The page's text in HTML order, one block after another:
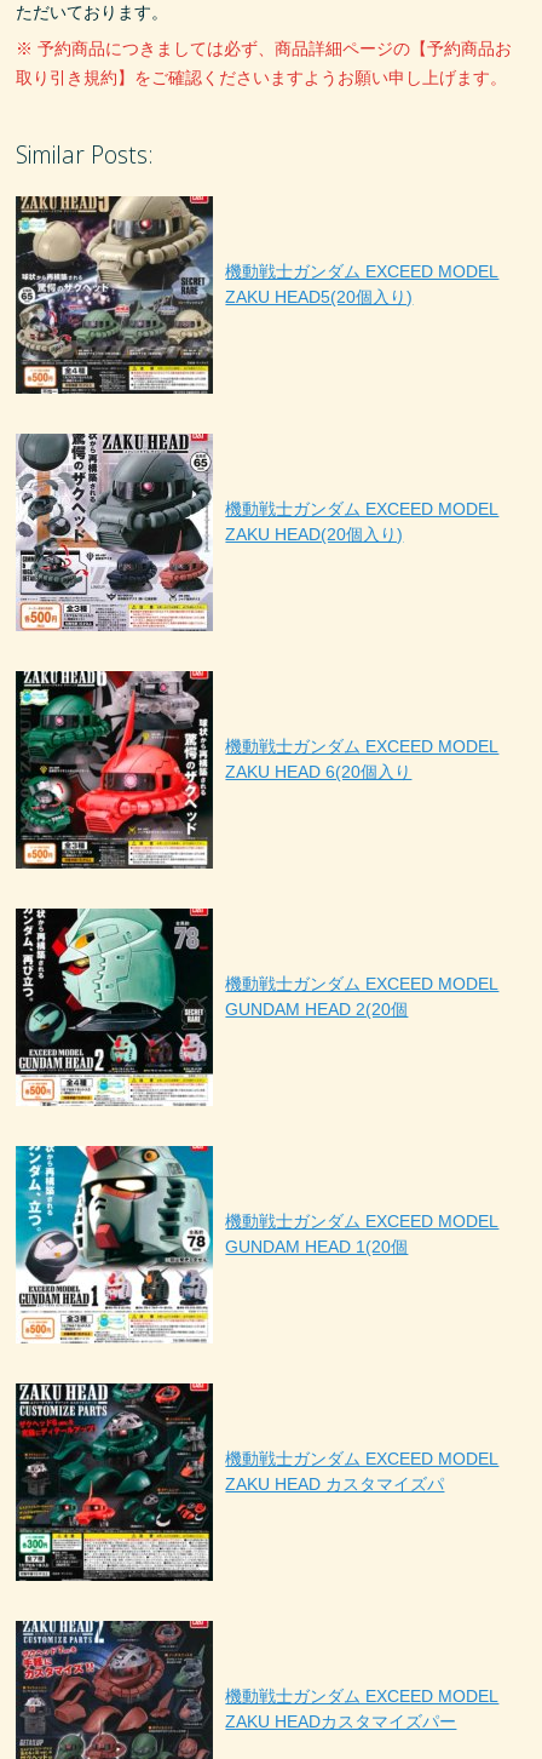
ただいております。
※ 予約商品につきましては必ず、商品詳細ページの【予約商品お
取り引き規約】をご確認くださいますようお願い申し上げます。
Similar Posts:
機動戦士ガンダム EXCEED MODEL
ZAKU HEAD5(20個入り)
機動戦士ガンダム EXCEED MODEL
ZAKU HEAD(20個入り)
機動戦士ガンダム EXCEED MODEL
ZAKU HEAD 6(20個入り
機動戦士ガンダム EXCEED MODEL
GUNDAM HEAD 2(20個
機動戦士ガンダム EXCEED MODEL
GUNDAM HEAD 1(20個
機動戦士ガンダム EXCEED MODEL
ZAKU HEAD カスタマイズパ
機動戦士ガンダム EXCEED MODEL
ZAKU HEADカスタマイズパー